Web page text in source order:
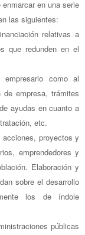
en una serie
las siguientes:
relativas a
que redunden en el
empresario como al
de empresa, trámites
ayudas en cuanto a
etc.
proyectos y
emprendedores y
Elaboración y
sobre el desarrollo
los de índole
públicas